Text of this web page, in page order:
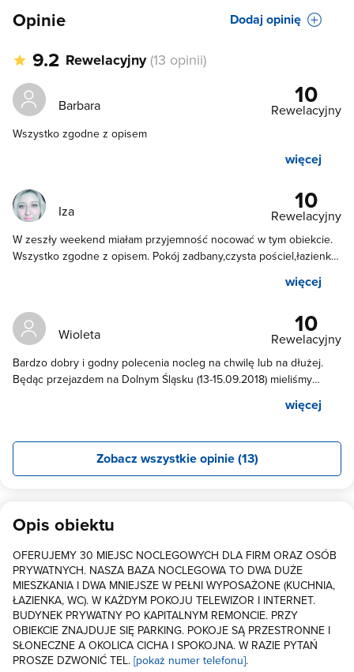
Opinie Dodaj opinię
9.2 Rewelacyjny (13 opinii)
Barbara 10
Rewelacyjny
Wszystko zgodne z opisem
więcej
Iza 10
Rewelacyjny
W zeszły weekend miałam przyjemność nocować w tym obiekcie.
Wszystko zgodne z opisem. Pokój zadbany,czysta pościel,łazienka
przedmiotami do przygotowania posiłków. Do dyspozycji grill i
obiekt na nocleg. Byłam z mężem i dzieckiem. Polecam.
więcej
Wioleta 10
Rewelacyjny
Bardzo dobry i godny polecenia nocleg na chwilę lub na dłużej.
Będąc przejazdem na Dolnym Śląsku (13-15.09.2018) mieliśmy
wyjątkowo niska za bardzo ładny pokój z aneksem kuchennym
łazienką. Sympatyczni właściciele. Polecam! Na pewno jak tylko
będę w okolicy to skorzystam z noclegu. Pozdrawiam z pomorza
😉
więcej
Zobacz wszystkie opinie (13)
Opis obiektu
OFERUJEMY 30 MIEJSC NOCLEGOWYCH DLA FIRM ORAZ OSÓB
PRYWATNYCH. NASZA BAZA NOCLEGOWA TO DWA DUŻE
MIESZKANIA I DWA MNIEJSZE W PEŁNI WYPOSAŻONE (KUCHNIA,
ŁAZIENKA, WC). W KAŻDYM POKOJU TELEWIZOR I INTERNET.
BUDYNEK PRYWATNY PO KAPITALNYM REMONCIE. PRZY
OBIEKCIE ZNAJDUJE SIĘ PARKING. POKOJE SĄ PRZESTRONNE I
SŁONECZNE A OKOLICA CICHA I SPOKOJNA. W RAZIE PYTAŃ
PROSZE DZWONIĆ TEL. [pokaż numer telefonu].